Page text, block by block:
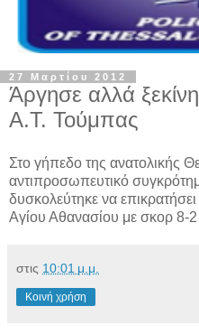
27 Μαρτίου 2012
Άργησε αλλά
Α.Τ. Τούμπας
Στο γήπεδο της ανατολικής
αντιπροσωπευτικό
δυσκολεύτηκε να
Αγίου Αθανασίου με σκορ 8-2
στις 10:01 μ.μ.
Κοινή χρήση